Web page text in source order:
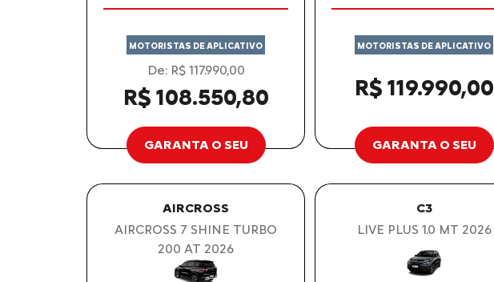
MOTORISTAS DE APLICATIVO
De: R$ 117.990,00
R$ 108.550,80
GARANTA O SEU
MOTORISTAS DE APLICATIVO
R$ 119.990,00
GARANTA O SEU
AIRCROSS
AIRCROSS 7 SHINE TURBO
200 AT 2026
C3
LIVE PLUS 1.0 MT 2026